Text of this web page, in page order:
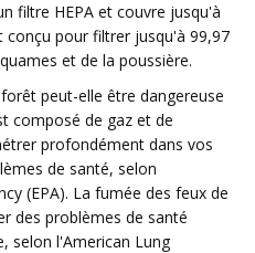
filtre HEPA et couvre jusqu'à
conçu pour filtrer jusqu'à 99,97
et de la poussière.
peut-elle être dangereuse
composé de gaz et de
profondément dans vos
de santé, selon
(EPA). La fumée des feux de
des problèmes de santé
selon l'American Lung